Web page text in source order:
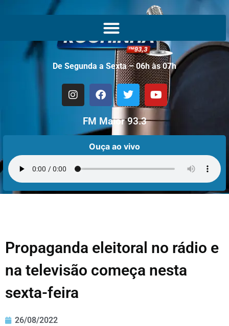
De Segunda a Sexta – 06h às 07h
FM Maior 93.3
Ouça ao vivo
Propaganda eleitoral no rádio e
na televisão começa nesta
sexta-feira
26/08/2022